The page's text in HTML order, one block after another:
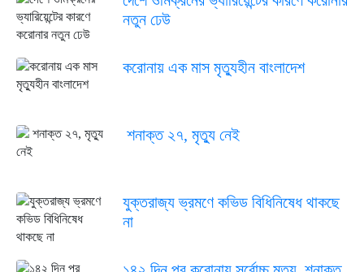
নতুন ঢেউ
করোনায় এক মাস মৃত্যুহীন বাংলাদেশ
শনাক্ত ২৭, মৃত্যু নেই
যুক্তরাজ্য ভ্রমণে কভিড বিধিনিষেধ থাকছে
না